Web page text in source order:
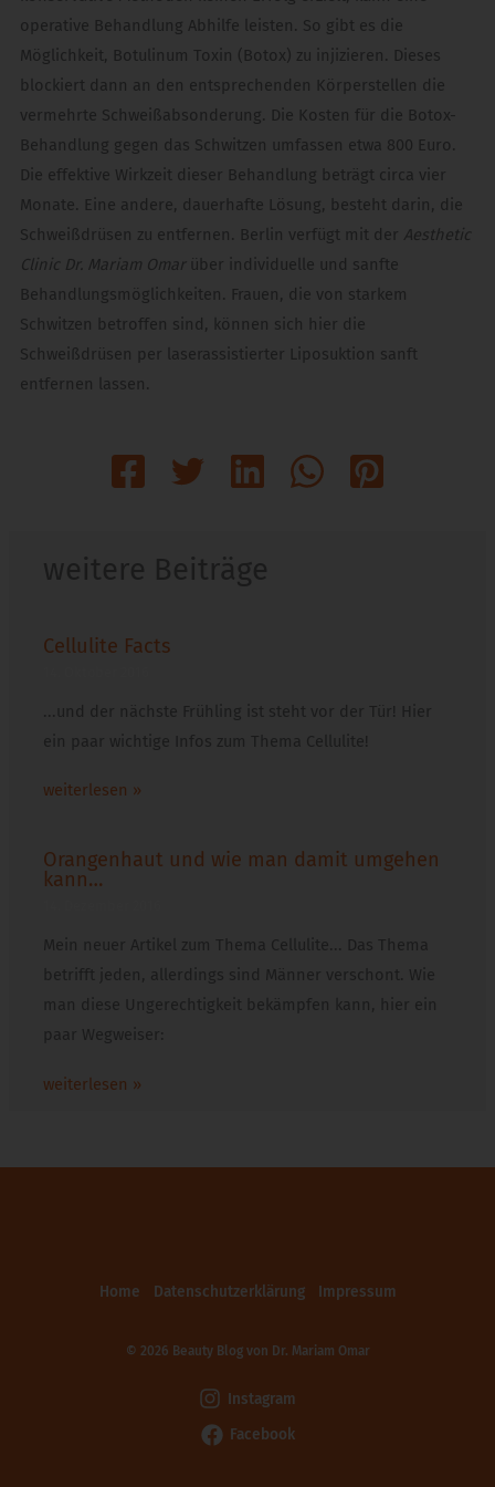
operative Behandlung Abhilfe leisten. So gibt es die
Möglichkeit, Botulinum Toxin (Botox) zu injizieren. Dieses
blockiert dann an den entsprechenden Körperstellen die
vermehrte Schweißabsonderung. Die Kosten für die Botox-
Behandlung gegen das Schwitzen umfassen etwa 800 Euro.
Die effektive Wirkzeit dieser Behandlung beträgt circa vier
Monate. Eine andere, dauerhafte Lösung, besteht darin, die
Schweißdrüsen zu entfernen. Berlin verfügt mit der Aesthetic
Clinic Dr. Mariam Omar über individuelle und sanfte
Behandlungsmöglichkeiten. Frauen, die von starkem
Schwitzen betroffen sind, können sich hier die
Schweißdrüsen per laserassistierter Liposuktion sanft
entfernen lassen.
Cellulite Facts
weiterlesen »
Orangenhaut und wie man damit umgehen
kann…
weiterlesen »
Home Datenschutzerklärung Impressum
© 2026 Beauty Blog von Dr. Mariam Omar
Instagram
Facebook